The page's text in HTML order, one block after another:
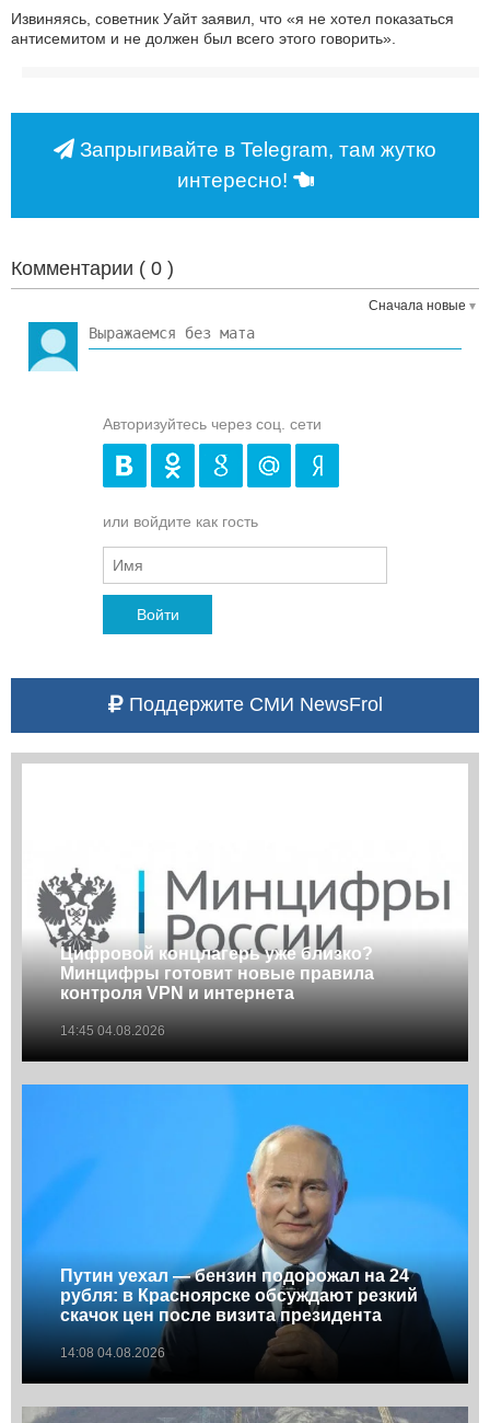
Извиняясь, советник Уайт заявил, что «я не хотел показаться
антисемитом и не должен был всего этого говорить».
Запрыгивайте в Telegram, там жутко
интересно!
Комментарии ( 0 )
Сначала новые
Авторизуйтесь через соц. сети
или войдите как гость
Войти
Поддержите СМИ NewsFrol
Цифровой концлагерь уже близко?
Минцифры готовит новые правила
контроля VPN и интернета
14:45 04.08.2026
Путин уехал — бензин подорожал на 24
рубля: в Красноярске обсуждают резкий
скачок цен после визита президента
14:08 04.08.2026